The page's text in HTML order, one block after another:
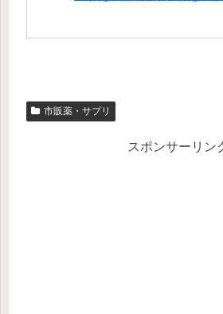
市販薬・サプリ
スポンサーリン